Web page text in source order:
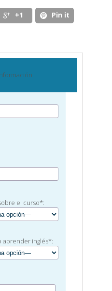
 +1  Pin it
el curso*:
aprender inglés*: